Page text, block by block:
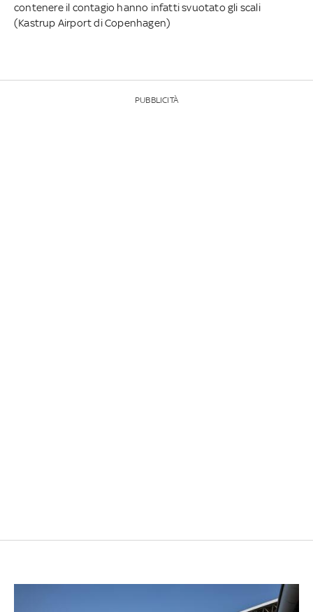
contenere il contagio hanno infatti svuotato gli scali
(Kastrup Airport di Copenhagen)
PUBBLICITÀ